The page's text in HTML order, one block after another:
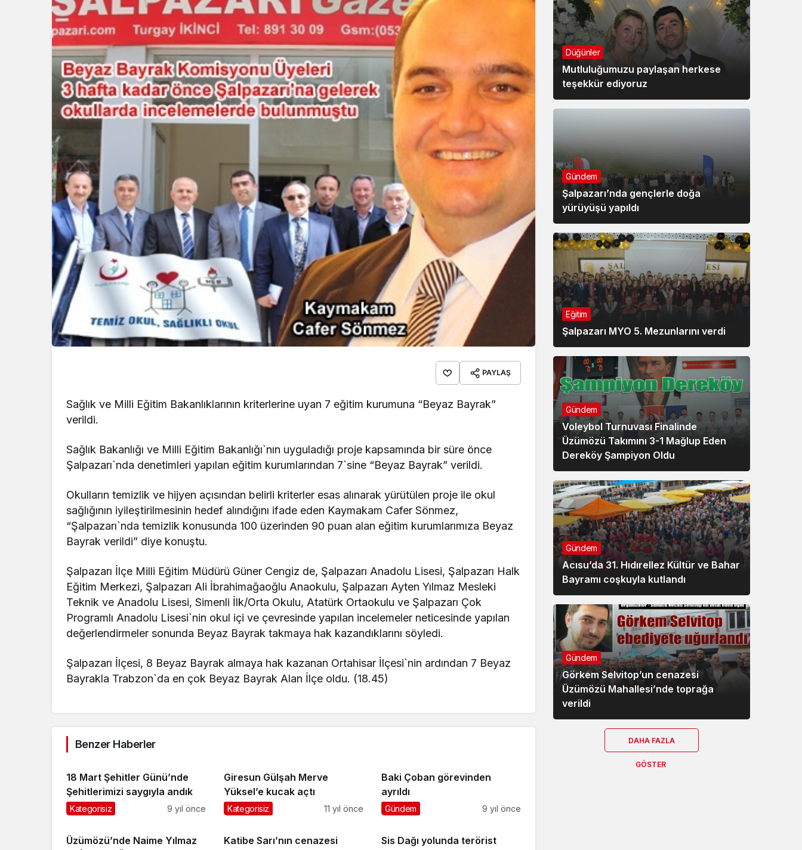
PAYLAŞ
Sağlık ve Milli Eğitim Bakanlıklarının kriterlerine uyan 7 eğitim kurumuna “Beyaz Bayrak”
verildi.
Sağlık Bakanlığı ve Milli Eğitim Bakanlığı`nın uyguladığı proje kapsamında bir süre önce
Şalpazarı`nda denetimleri yapılan eğitim kurumlarından 7`sine “Beyaz Bayrak” verildi.
Okulların temizlik ve hijyen açısından belirli kriterler esas alınarak yürütülen proje ile okul
sağlığının iyileştirilmesinin hedef alındığını ifade eden Kaymakam Cafer Sönmez,
“Şalpazarı`nda temizlik konusunda 100 üzerinden 90 puan alan eğitim kurumlarımıza Beyaz
Bayrak verildi” diye konuştu.
Şalpazarı İlçe Milli Eğitim Müdürü Güner Cengiz de, Şalpazarı Anadolu Lisesi, Şalpazarı Halk
Eğitim Merkezi, Şalpazarı Ali İbrahimağaoğlu Anaokulu, Şalpazarı Ayten Yılmaz Mesleki
Teknik ve Anadolu Lisesi, Simenli İlk/Orta Okulu, Atatürk Ortaokulu ve Şalpazarı Çok
Programlı Anadolu Lisesi`nin okul içi ve çevresinde yapılan incelemeler neticesinde yapılan
değerlendirmeler sonunda Beyaz Bayrak takmaya hak kazandıklarını söyledi.
Şalpazarı İlçesi, 8 Beyaz Bayrak almaya hak kazanan Ortahisar İlçesi`nin ardından 7 Beyaz
Bayrakla Trabzon`da en çok Beyaz Bayrak Alan İlçe oldu. (18.45)
Benzer Haberler
18 Mart Şehitler Günü’nde
Şehitlerimizi saygıyla andık
Kategorisiz 9 yıl önce
Giresun Gülşah Merve
Yüksel’e kucak açtı
Kategorisiz 11 yıl önce
Baki Çoban görevinden
ayrıldı
Gündem 9 yıl önce
Üzümözü’nde Naime Yılmaz
Katibe Sarı’nın cenazesi
Sis Dağı yolunda terörist
Düğünler
Mutluluğumuzu paylaşan herkese
teşekkür ediyoruz
Gündem
Şalpazarı’nda gençlerle doğa
yürüyüşü yapıldı
Eğitim
Şalpazarı MYO 5. Mezunlarını verdi
Gündem
Voleybol Turnuvası Finalinde
Üzümözü Takımını 3-1 Mağlup Eden
Dereköy Şampiyon Oldu
Gündem
Acısu’da 31. Hıdırellez Kültür ve Bahar
Bayramı coşkuyla kutlandı
Gündem
Görkem Selvitop’un cenazesi
Üzümözü Mahallesi’nde toprağa
verildi
DAHA FAZLA
GÖSTER